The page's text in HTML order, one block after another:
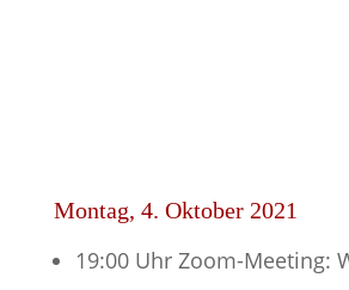
Montag, 4. Oktober 2021
19:00 Uhr Zoom-Meeting: